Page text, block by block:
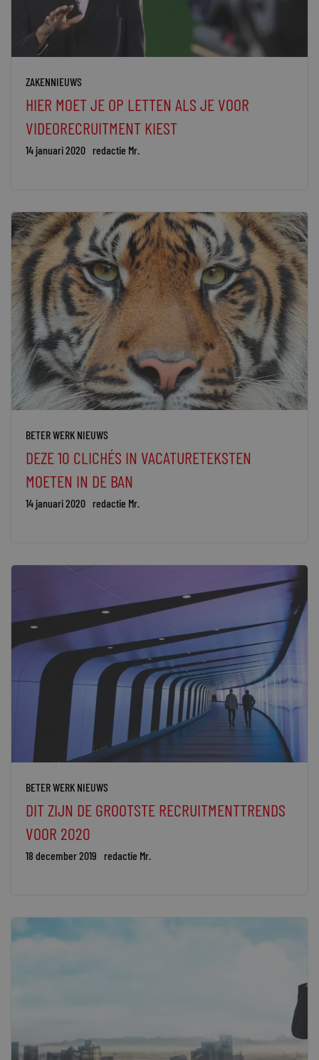
ZAKENNIEUWS
HIER MOET JE OP LETTEN ALS JE VOOR
VIDEORECRUITMENT KIEST
14 januari 2020 redactie Mr.
BETER WERK NIEUWS
DEZE 10 CLICHÉS IN VACATURETEKSTEN
MOETEN IN DE BAN
14 januari 2020 redactie Mr.
BETER WERK NIEUWS
DIT ZIJN DE GROOTSTE RECRUITMENTTRENDS
VOOR 2020
18 december 2019 redactie Mr.